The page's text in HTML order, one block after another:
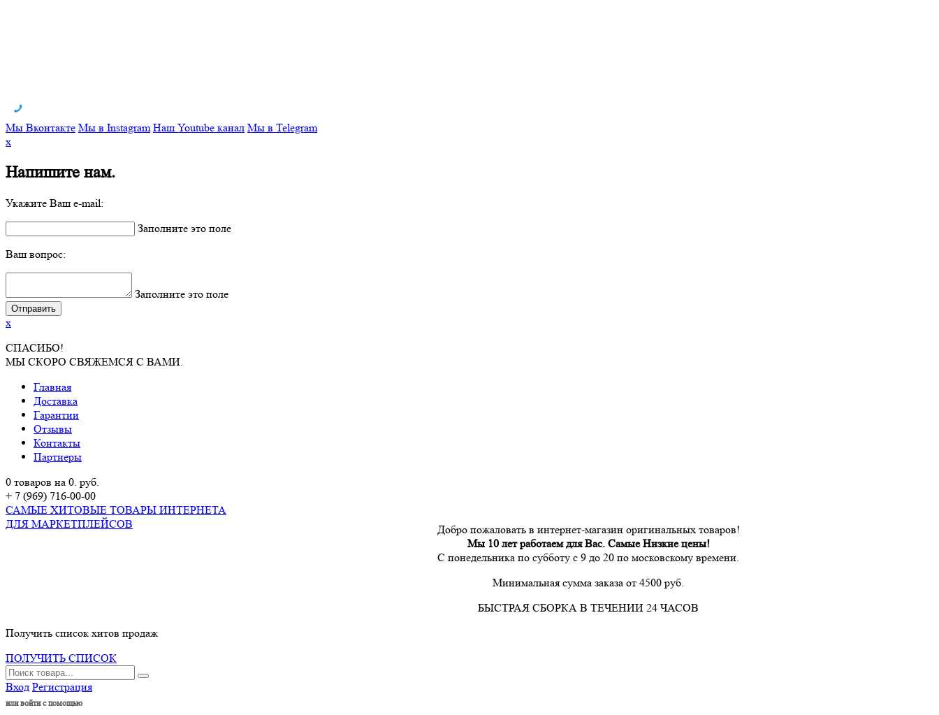
Мы Вконтакте Мы в Instagram Наш Youtube канал Мы в Telegram
x
Напишите нам.
Укажите Ваш e-mail:
Заполните это поле
Ваш вопрос:
Заполните это поле
x
СПАСИБО!
МЫ СКОРО СВЯЖЕМСЯ С ВАМИ.
Главная
Доставка
Гарантии
Отзывы
Контакты
Партнеры
0 товаров на 0. руб.
+ 7 (969) 716-00-00
САМЫЕ ХИТОВЫЕ ТОВАРЫ ИНТЕРНЕТА
ДЛЯ МАРКЕТПЛЕЙСОВ
Добро пожаловать в интернет-магазин оригинальных товаров!
Мы 10 лет работаем для Вас. Самые Низкие цены!
С понедельника по субботу с 9 до 20 по московскому времени.
Минимальная сумма заказа от 4500 руб.
БЫСТРАЯ СБОРКА В ТЕЧЕНИИ 24 ЧАСОВ
Получить список хитов продаж
ПОЛУЧИТЬ СПИСОК
Вход Регистрация
или войти с помощью